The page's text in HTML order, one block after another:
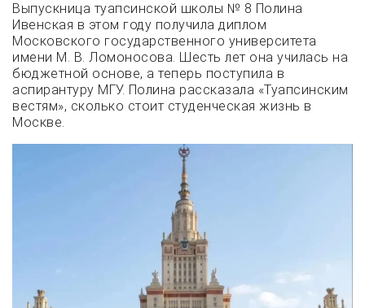
Выпускница туапсинской школы № 8 Полина
Ивенская в этом году получила диплом
Московского государственного университета
имени М. В. Ломоносова. Шесть лет она училась на
бюджетной основе, а теперь поступила в
аспирантуру МГУ. Полина рассказала «Туапсинским
вестям», сколько стоит студенческая жизнь в
Москве.